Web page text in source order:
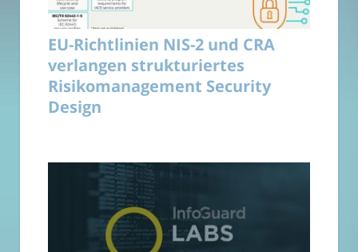
EU-Richtlinien NIS-2 und CRA
verlangen strukturiertes
Risikomanagement Security
Design